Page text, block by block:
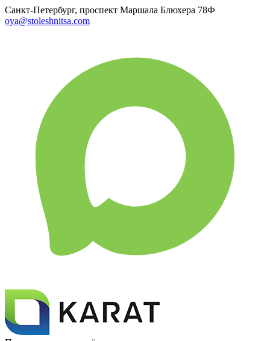
Санкт-Петербург, проспект Маршала Блюхера 78Ф
oya@stoleshnitsa.com